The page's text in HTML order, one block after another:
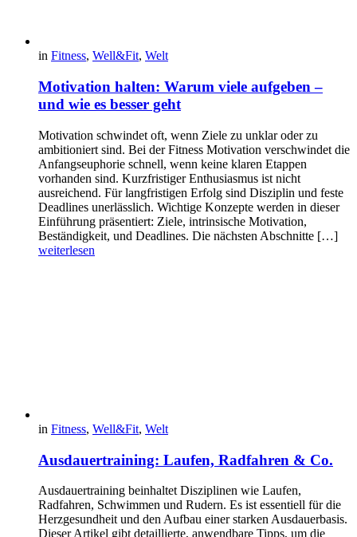
in Fitness, Well&Fit, Welt
Motivation halten: Warum viele aufgeben –
und wie es besser geht
Motivation schwindet oft, wenn Ziele zu unklar oder zu
ambitioniert sind. Bei der Fitness Motivation verschwindet die
Anfangseuphorie schnell, wenn keine klaren Etappen
vorhanden sind. Kurzfristiger Enthusiasmus ist nicht
ausreichend. Für langfristigen Erfolg sind Disziplin und feste
Deadlines unerlässlich. Wichtige Konzepte werden in dieser
Einführung präsentiert: Ziele, intrinsische Motivation,
Beständigkeit, und Deadlines. Die nächsten Abschnitte […]
weiterlesen
in Fitness, Well&Fit, Welt
Ausdauertraining: Laufen, Radfahren & Co.
Ausdauertraining beinhaltet Disziplinen wie Laufen,
Radfahren, Schwimmen und Rudern. Es ist essentiell für die
Herzgesundheit und den Aufbau einer starken Ausdauerbasis.
Dieser Artikel gibt detaillierte, anwendbare Tipps, um die